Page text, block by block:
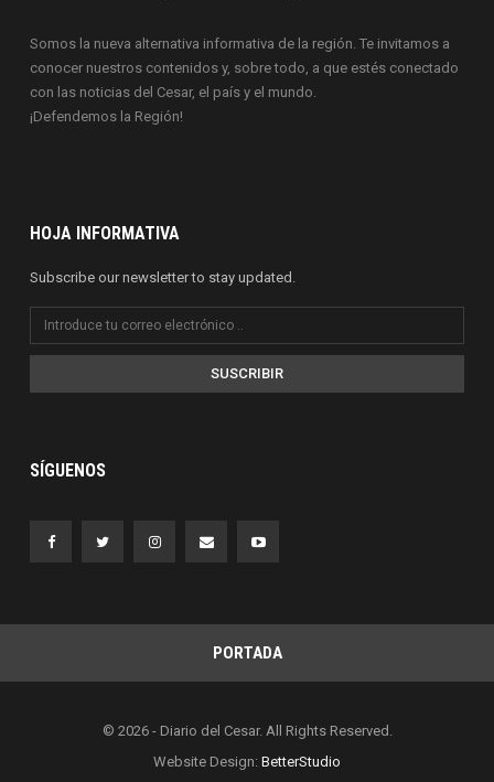
Somos la nueva alternativa informativa de la región. Te invitamos a
conocer nuestros contenidos y, sobre todo, a que estés conectado
con las noticias del Cesar, el país y el mundo.
¡Defendemos la Región!
HOJA INFORMATIVA
Subscribe our newsletter to stay updated.
SUSCRIBIR
SÍGUENOS
PORTADA
© 2026 - Diario del Cesar. All Rights Reserved.
Website Design: BetterStudio